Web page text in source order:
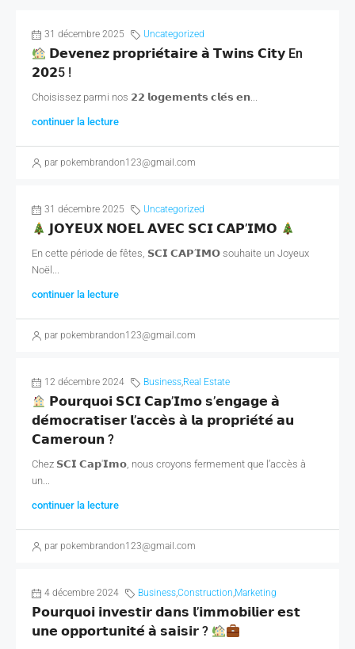
31 décembre 2025 Uncategorized
𝗗𝗲𝘃𝗲𝗻𝗲𝘇 𝗽𝗿𝗼𝗽𝗿𝗶𝗲́𝘁𝗮𝗶𝗿𝗲 𝗮̀ 𝗧𝘄𝗶𝗻𝘀 𝗖𝗶𝘁𝘆 En
𝟮𝟬𝟮5 !
Choisissez parmi nos 𝟮𝟮 𝗹𝗼𝗴𝗲𝗺𝗲𝗻𝘁𝘀 𝗰𝗹𝗲́𝘀 𝗲𝗻...
continuer la lecture
par pokembrandon123@gmail.com
31 décembre 2025 Uncategorized
𝗝𝗢𝗬𝗘𝗨𝗫 𝗡𝗢𝗘̈𝗟 𝗔𝗩𝗘𝗖 𝗦𝗖𝗜 𝗖𝗔𝗣’𝗜𝗠𝗢
En cette période de fêtes, 𝗦𝗖𝗜 𝗖𝗔𝗣’𝗜𝗠𝗢 souhaite un Joyeux
Noël...
continuer la lecture
par pokembrandon123@gmail.com
12 décembre 2024 Business,Real Estate
𝗣𝗼𝘂𝗿𝗾𝘂𝗼𝗶 𝗦𝗖𝗜 𝗖𝗮𝗽’𝗜𝗺𝗼 𝘀’𝗲𝗻𝗴𝗮𝗴𝗲 𝗮̀
𝗱𝗲́𝗺𝗼𝗰𝗿𝗮𝘁𝗶𝘀𝗲𝗿 𝗹’𝗮𝗰𝗰𝗲̀𝘀 𝗮̀ 𝗹𝗮 𝗽𝗿𝗼𝗽𝗿𝗶𝗲́𝘁𝗲́ 𝗮𝘂
𝗖𝗮𝗺𝗲𝗿𝗼𝘂𝗻 ?
Chez 𝗦𝗖𝗜 𝗖𝗮𝗽'𝗜𝗺𝗼, nous croyons fermement que l’accès à
un...
continuer la lecture
par pokembrandon123@gmail.com
4 décembre 2024 Business,Construction,Marketing
𝗣𝗼𝘂𝗿𝗾𝘂𝗼𝗶 𝗶𝗻𝘃𝗲𝘀𝘁𝗶𝗿 𝗱𝗮𝗻𝘀 𝗹’𝗶𝗺𝗺𝗼𝗯𝗶𝗹𝗶𝗲𝗿 𝗲𝘀𝘁
𝘂𝗻𝗲 𝗼𝗽𝗽𝗼𝗿𝘁𝘂𝗻𝗶𝘁𝗲́ 𝗮̀ 𝘀𝗮𝗶𝘀𝗶𝗿 ?